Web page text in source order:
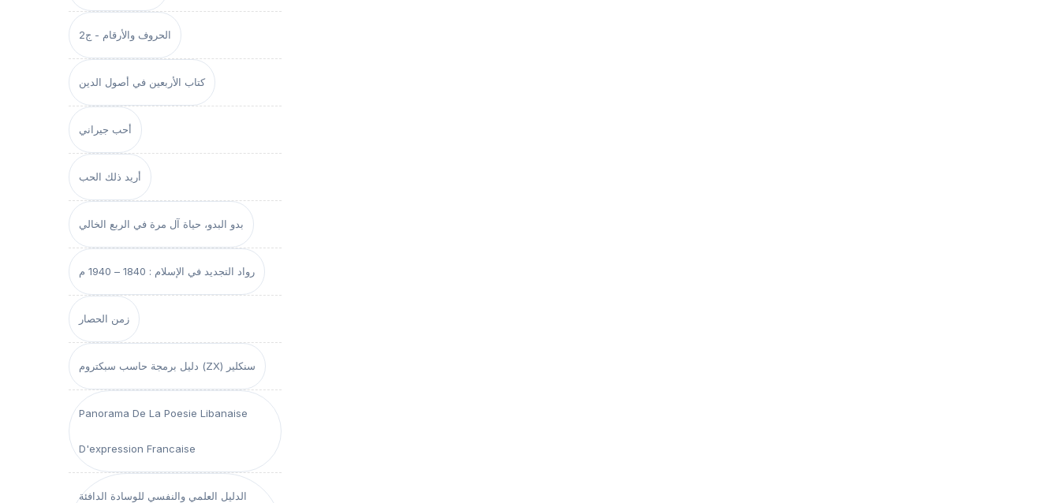
الحروف والأرقام - ج2
كتاب الأربعين في أصول الدين
أحب جيراني
أريد ذلك الحب
بدو البدو، حياة آل مرة في الربع الخالي
رواد التجديد في الإسلام : 1840 – 1940 م
زمن الحصار
دليل برمجة حاسب سبكتروم (ZX) سنكلير
Panorama De La Poesie Libanaise
D'expression Francaise
الدليل العلمي والنفسي للوسادة الدافئة